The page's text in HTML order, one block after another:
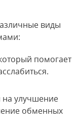
виды
помогает
на улучшение
обменных